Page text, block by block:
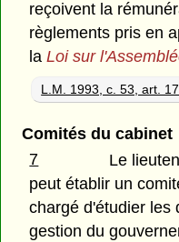
reçoivent la
règlements pris en
laLoi sur
L.M. 1993, c. 53, art. 17.
Comités du cabinet
7
Le
peut établir un
chargé d'étudier les
gestion du